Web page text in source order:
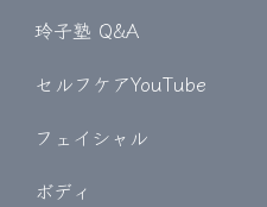
玲子塾 Q&A
セルフケアYouTube
フェイシャル
ボディ